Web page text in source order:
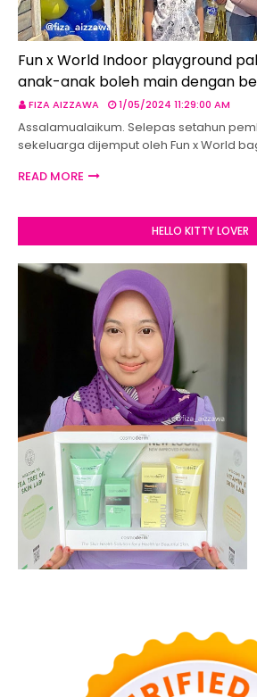
Fun x World Indoor playground
anak-anak boleh main dengan
FIZA AIZZAWA 1/05/2024 11:29:00 AM
Assalamualaikum. Selepas setahun
sekeluarga dijemput oleh Fun x World
READ MORE
HELLO KITTY LOVER